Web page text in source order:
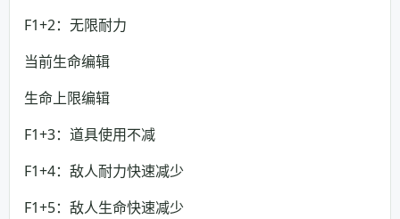
F1+2：无限耐力
当前生命编辑
生命上限编辑
F1+3：道具使用不减
F1+4：敌人耐力快速减少
F1+5：敌人生命快速减少